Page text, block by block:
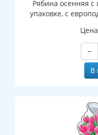
Рябина осенняя с
упаковке, с
−
В